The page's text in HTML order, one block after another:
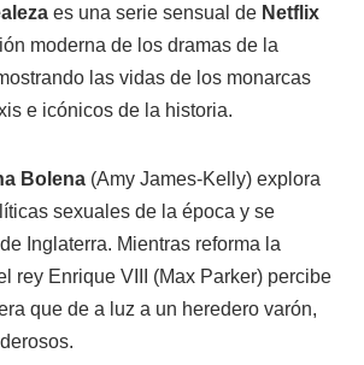
es una serie sensual de Netflix
moderna de los dramas de la
las vidas de los monarcas
e icónicos de la historia.
Bolena (Amy James-Kelly) explora
sexuales de la época y se
Inglaterra. Mientras reforma la
rey Enrique VIII (Max Parker) percibe
que de a luz a un heredero varón,